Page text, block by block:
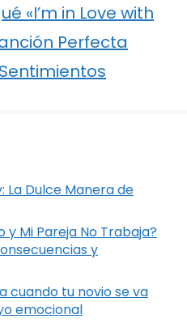
«I’m in Love with
Perfecta
La Dulce Manera de
y Mi Pareja No Trabaja?
y
cuando tu novio se va
emocional